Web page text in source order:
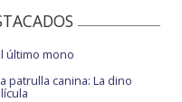
último mono
patrulla canina: La dino